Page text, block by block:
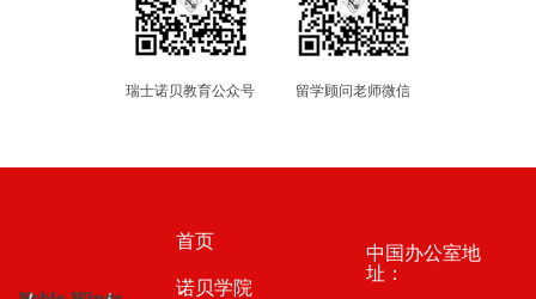
瑞士诺贝教育公众号 留学顾问老师微信
首页
诺贝学院
中国办公室地
址：